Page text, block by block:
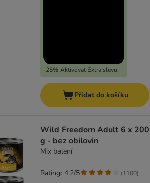
-25% Aktivovat Extra slevu
Přidat do košíku
Wild Freedom Adult 6 x 200
g - bez obilovin
Mix balení
Rating: 4.2/5 (1100)